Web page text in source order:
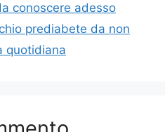
conoscere adesso
prediabete da non
quotidiana